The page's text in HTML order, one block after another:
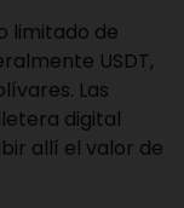
limitado de
USDT,
Las
digital
allí el valor de